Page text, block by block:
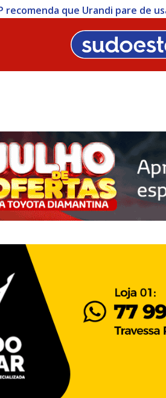
recomenda que Urandi pare